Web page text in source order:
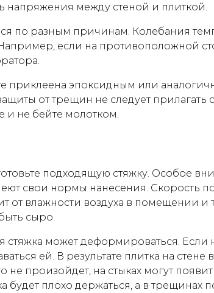
напряжения между стеной и плиткой.
по разным причинам. Колебания
если на противоположной
приклеена эпоксидным или
от трещин не следует прилагать
и не бейте молотком.
подходящую стяжку. Особое
свои нормы нанесения. Скорость
от влажности воздуха в помещении
сыро.
может деформироваться. Если
ей. В результате плитка на
не произойдет, на стыках могут
будет плохо держаться, а в трещинах